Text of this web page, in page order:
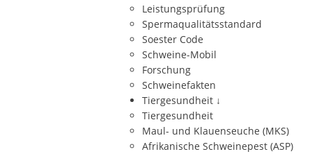
Leistungsprüfung
Spermaqualitätsstandard
Soester Code
Schweine-Mobil
Forschung
Schweinefakten
Tiergesundheit ↓
Tiergesundheit
Maul- und Klauenseuche (MKS)
Afrikanische Schweinepest (ASP)